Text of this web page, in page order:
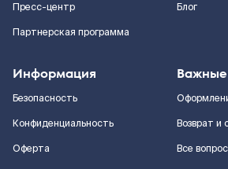
Пресс-центр
Партнерская программа
Блог
Информация
Безопасность
Конфиденциальность
Оферта
Возврат и
Все